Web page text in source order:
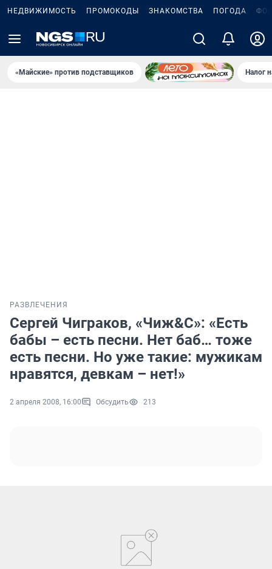
НЕДВИЖИМОСТЬ ПРОМОКОДЫ ЗНАКОМСТВА ПОГОДА
«Майские» против подставщиков Налог
РАЗВЛЕЧЕНИЯ
Сергей Чиграков, «Чиж&C»: «Есть
бабы – есть песни. Нет баб… тоже
есть песни. Но уже такие: мужикам
нравятся, девкам – нет!»
2 апреля 2008, 16:00 Обсудить 213